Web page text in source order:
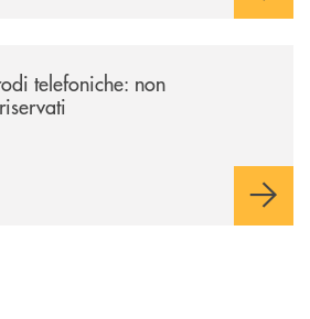
telefoniche: non